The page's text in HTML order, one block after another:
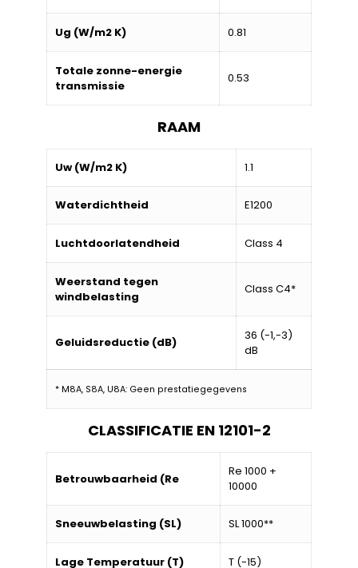
Ug (W/m2 K) 0.81
Totale zonne-energie
transmissie
0.53
RAAM
Uw (W/m2 K) 1.1
Waterdichtheid E1200
Luchtdoorlatendheid Class 4
Weerstand tegen
windbelasting
Class C4*
Geluidsreductie (dB)
36 (-1,-3)
dB
* M8A, S8A, U8A: Geen prestatiegegevens
CLASSIFICATIE EN 12101-2
Betrouwbaarheid (Re
Re 1000 +
10000
Sneeuwbelasting (SL) SL 1000**
Lage Temperatuur (T) T (-15)